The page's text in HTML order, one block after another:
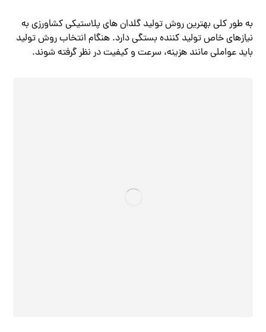
به طور کلی بهترین روش تولید گلدان های پلاستیکی کشاورزی به
نیازهای خاص تولید کننده بستگی دارد. هنگام انتخاب روش تولید
باید عواملی مانند هزینه، سرعت و کیفیت در نظر گرفته شوند.